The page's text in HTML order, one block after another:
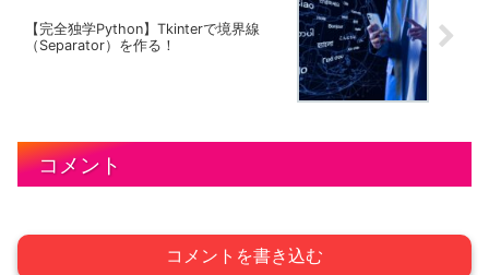
【完全独学Python】Tkinterで境界線
（Separator）を作る！
コメント
コメントを書き込む